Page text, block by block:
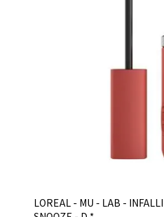
LOREAL - MU - LAB -